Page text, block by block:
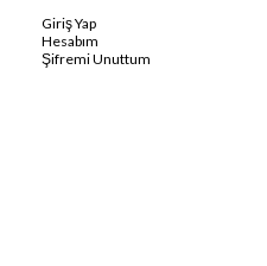
Giriş Yap
Hesabım
Şifremi Unuttum